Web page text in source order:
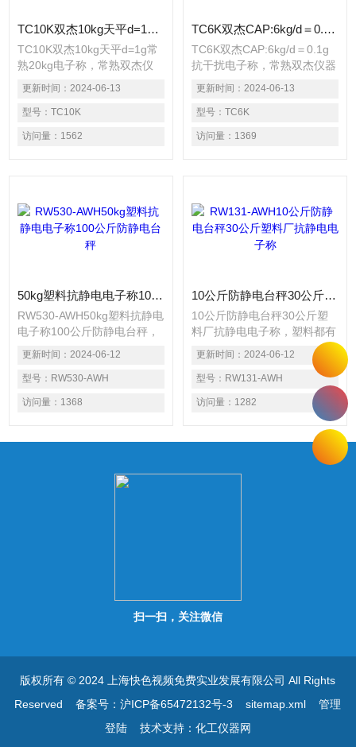
TC10K双杰10kg天平d=1g常熟20kg电子称
TC10K双杰10kg天平d=1g常
熟20kg电子称，常熟双杰仪
器电子秤3种称重单位：克,克
拉,金衡盎司 坚固的铝合金底
座，·计数功能(取样数：
1/10/20/50/100)带有自动校
准功能，线路模式*，选材和
以适应恶劣的使用环境并长时
间连续工作
更新时间： 2024-06-13
型号： TC10K
访问量： 1562
TC6K双杰CAP:6kg/d＝0.1g抗干扰电子称
TC6K双杰CAP:6kg/d＝0.1g
抗干扰电子称，常熟双杰仪器
电子秤3种称重单位：克,克拉,
金衡盎司 坚固的铝合金底
座，·计数功能(取样数：
1/10/20/50/100)带有自动校
准功能，线路模式*，选材和
以适应恶劣的使用环境并长时
间连续工作
更新时间： 2024-06-13
型号： TC6K
访问量： 1369
50kg塑料抗静电电子称100公斤防静电台秤
RW530-AWH50kg塑料抗静电
电子称100公斤防静电台秤，
塑料都有优良的电绝缘性能，
这是因为它的分子链大多由共
价健构成，既不能电离也难以
传递自由电子，因此一旦在摩
擦过程中因电子得失而带电以
是塑料容易带静电的原因。当
姆时就无抗静电能力(塑料制
品大多在1015欧姆以上)，而
更新时间： 2024-06-12
型号： RW530-AWH
访问量： 1368
10公斤防静电台秤30公斤塑料厂抗静电电子称
10公斤防静电台秤30公斤塑
料厂抗静电电子称，塑料都有
优良的电绝缘性能，这是因为
它的分子链大多由共价健构
成，既不能电离也难以传递自
由电子，因此一旦在摩擦过程
中因电子得失而带电以后根难
通过传导而消失，这就是塑料
容易带静电的原因。当物体的
表面电阻大于1013欧姆时就
无抗静电能力(塑料制品大多
更新时间： 2024-06-12
型号： RW131-AWH
访问量： 1282
扫一扫，关注微信
版权所有 © 2024 上海快色视频免费实业发展有限公司 All Rights
Reserved备案号：沪ICP备65472132号-3 sitemap.xml
管理
登陆技术支持： 化工仪器网